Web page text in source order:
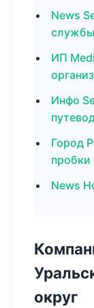
News
службы
ИП
Инфо
Город
пробки
News
округ